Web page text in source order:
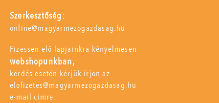
Szerkesztőség:
online@magyarmezogazdasag.hu
Fizessen elő lapjainkra kényelmesen
webshopunkban,
kérdés esetén kérjük írjon az
elofizetes@magyarmezogazdasag.hu
e-mail címre.